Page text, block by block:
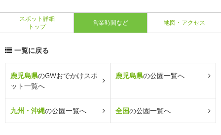
スポット詳細
トップ
営業時間など 地図・アクセス
一覧に戻る
鹿児島県のGWおでかけスポ
ット一覧へ
鹿児島県の公園一覧へ
九州・沖縄の公園一覧へ 全国の公園一覧へ